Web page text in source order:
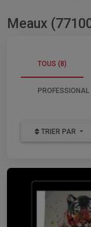
Meaux
TOUS (8)
PROFESSIONAL
TRIER PAR